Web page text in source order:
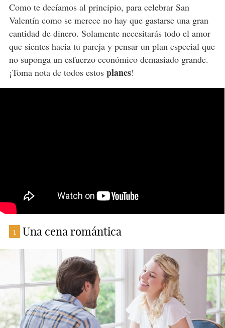
Como te decíamos al principio, para celebrar San
Valentín como se merece no hay que gastarse una gran
cantidad de dinero. Solamente necesitarás todo el amor
que sientes hacia tu pareja y pensar un plan especial que
no suponga un esfuerzo económico demasiado grande.
¡Toma nota de todos estos planes!
1 Una cena romántica